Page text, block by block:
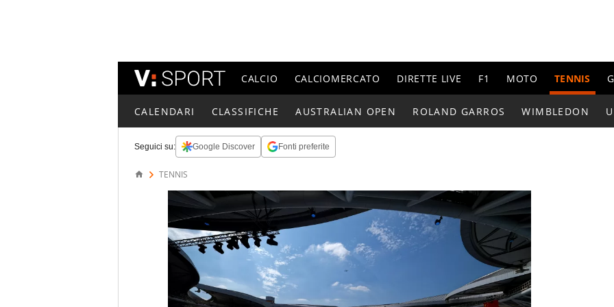
CALCIO CALCIOMERCATO DIRETTE LIVE F1 MOTO TENNIS
CALENDARI CLASSIFICHE AUSTRALIAN OPEN ROLAND GARROS WIMBLEDON
Seguici su: Google Discover Fonti preferite
TENNIS